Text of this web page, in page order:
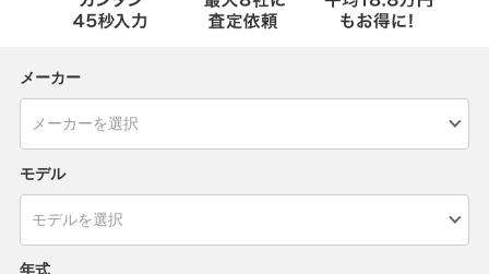
メーカー
モデル
年式